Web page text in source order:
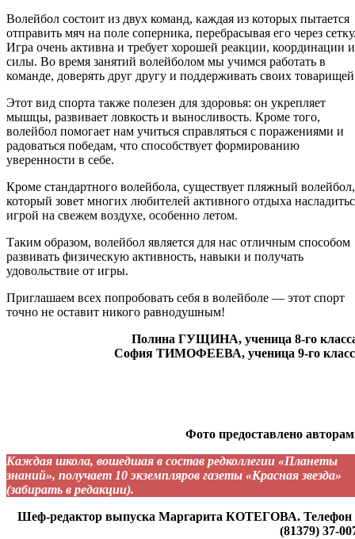
Волейбол состоит из двух команд, каждая из которых пытается
отправить мяч на поле соперника, перебрасывая его через
Игра очень активна и требует хорошей реакции, координации и
силы. Во время занятий волейболом мы учимся работать в
команде, доверять друг другу и поддерживать своих
Этот вид спорта также полезен для здоровья: он укрепляет
мышцы, развивает ловкость и выносливость. Кроме того,
волейбол помогает нам учиться справляться с поражениями и
радоваться победам, что способствует формированию
уверенности в себе.
Кроме стандартного волейбола, существует пляжный волейбол,
который зовет многих любителей активного отдыха
игрой на свежем воздухе, особенно летом.
Таким образом, волейбол является для нас отличным способом
развивать физическую активность, навыки и получать
удовольствие от игры.
Приглашаем всех попробовать себя в волейболе — этот спорт
точно не оставит никого равнодушным!
Полина ГУЩИНА, ученица 8-го
София ТИМОФЕЕВА, ученица 9-го
Фото предоставлено
Каждая школа, вошедшая в состав редколлегии «Планеты
знаний», получает 10 экземпляров газеты «Красная звезда»
(забирать в редакции).
Шеф-редактор выпуска Маргарита КОТЕГОВА. Телефон
(81379) 37-